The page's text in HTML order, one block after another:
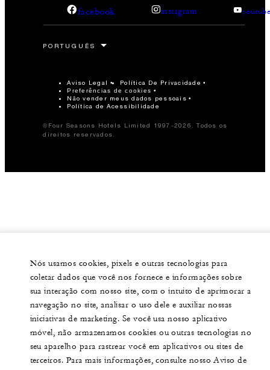
facebook instagram
Aviso Legal Política De Privacidade
Preferências de cookies
Não vender meus dados pessoais
Política de Acessibilidade
©Four Seasons Hotels Limited 1997-2026. Todos os
direitos reservados.
Nós usamos cookies, pixels e outras tecnologias para
coletar dados que você nos fornece e informações sobre
sua interação com nosso site, com o intuito de aprimorar a
navegação no site, analisar o uso dele e auxiliar nossas
iniciativas de marketing. Se você usa nosso aplicativo
móvel, não armazenamos cookies ou outras tecnologias no
seu aparelho para rastrear você em aplicativos ou sites de
terceiros. Para mais informações, consulte nosso Aviso de